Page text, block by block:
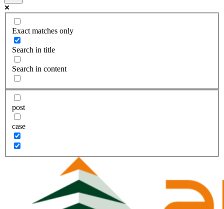
Exact matches only
Search in title
Search in content
post
case